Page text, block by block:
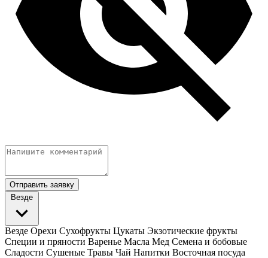
Отправить заявку
Везде
Везде Орехи Сухофрукты Цукаты Экзотические фрукты
Специи и пряности Варенье Масла Мед Семена и бобовые
Сладости Сушеные Травы Чай Напитки Восточная посуда